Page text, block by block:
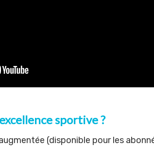
sportive ?
(disponible pour les